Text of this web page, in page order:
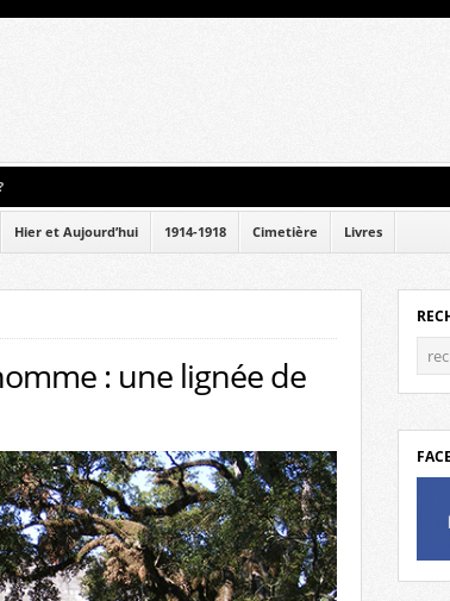
Hier et Aujourd’hui 1914-1918 Cimetière Livres
: une lignée de